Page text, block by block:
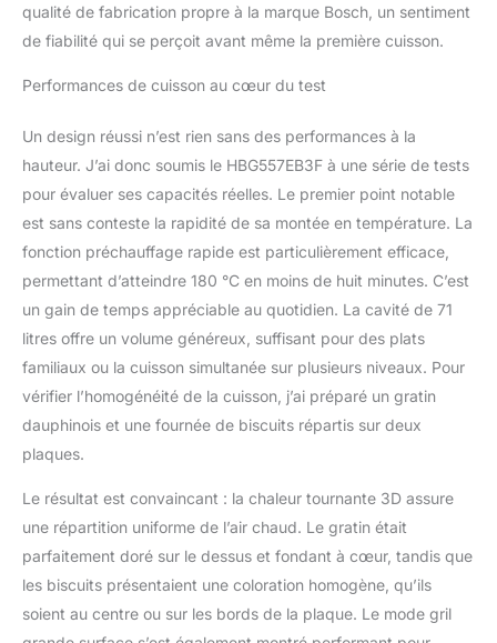
uniformément,
permettant de cuire trois
temps, sans mélange de
AutoPilot10, profitez de
10 recettes pré-
programmées pour des
plats parfaits à chaque
fois. Sélectionnez
simplement le
de votre plat, et laissez
votre four s'occuper du
reste.
qualité de fabrication propre à la marque Bosch, un sentiment
de fiabilité qui se perçoit avant même la première cuisson.
Performances de cuisson au cœur du test
Un design réussi n’est rien sans des performances à la
hauteur. J’ai donc soumis le HBG557EB3F à une série de tests
pour évaluer ses capacités réelles. Le premier point notable
est sans conteste la rapidité de sa montée en température. La
fonction préchauffage rapide est particulièrement efficace,
permettant d’atteindre 180 °C en moins de huit minutes. C’est
un gain de temps appréciable au quotidien. La cavité de 71
litres offre un volume généreux, suffisant pour des plats
familiaux ou la cuisson simultanée sur plusieurs niveaux. Pour
vérifier l’homogénéité de la cuisson, j’ai préparé un gratin
dauphinois et une fournée de biscuits répartis sur deux
plaques.
Le résultat est convaincant : la chaleur tournante 3D assure
une répartition uniforme de l’air chaud. Le gratin était
parfaitement doré sur le dessus et fondant à cœur, tandis que
les biscuits présentaient une coloration homogène, qu’ils
soient au centre ou sur les bords de la plaque. Le mode gril